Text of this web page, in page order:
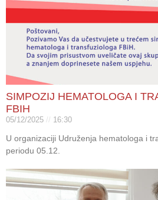
SIMPOZIJ HEMATOLOGA I
FBIH
05/12/2025 16:30
U organizaciji Udruženja hematologa i
periodu 05.12.